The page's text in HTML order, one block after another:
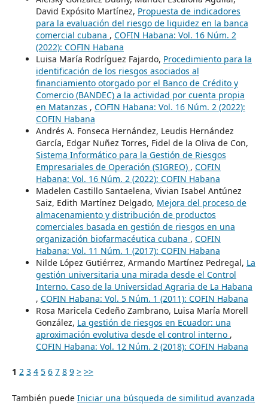
David Expósito Martínez, Propuesta de indicadores
para la evaluación del riesgo de liquidez en la banca
comercial cubana , COFIN Habana: Vol. 16 Núm. 2
(2022): COFIN Habana
Luisa María Rodríguez Fajardo, Procedimiento para la
identificación de los riesgos asociados al
financiamiento otorgado por el Banco de Crédito y
Comercio (BANDEC) a la actividad por cuenta propia
en Matanzas , COFIN Habana: Vol. 16 Núm. 2 (2022):
COFIN Habana
Andrés A. Fonseca Hernández, Leudis Hernández
García, Edgar Nuñez Torres, Fidel de la Oliva de Con,
Sistema Informático para la Gestión de Riesgos
Empresariales de Operación (SIGREO) , COFIN
Habana: Vol. 16 Núm. 2 (2022): COFIN Habana
Madelen Castillo Santaelena, Vivian Isabel Antúnez
Saiz, Edith Martínez Delgado, Mejora del proceso de
almacenamiento y distribución de productos
comerciales basada en gestión de riesgos en una
organización biofarmacéutica cubana , COFIN
Habana: Vol. 11 Núm. 1 (2017): COFIN Habana
Nilde López Gutiérrez, Armando Martínez Pedregal, La
gestión universitaria una mirada desde el Control
Interno. Caso de la Universidad Agraria de La Habana
, COFIN Habana: Vol. 5 Núm. 1 (2011): COFIN Habana
Rosa Maricela Cedeño Zambrano, Luisa María Morell
González, La gestión de riesgos en Ecuador: una
aproximación evolutiva desde el control interno ,
COFIN Habana: Vol. 12 Núm. 2 (2018): COFIN Habana
1 2 3 4 5 6 7 8 9 > >>
También puede Iniciar una búsqueda de similitud avanzada